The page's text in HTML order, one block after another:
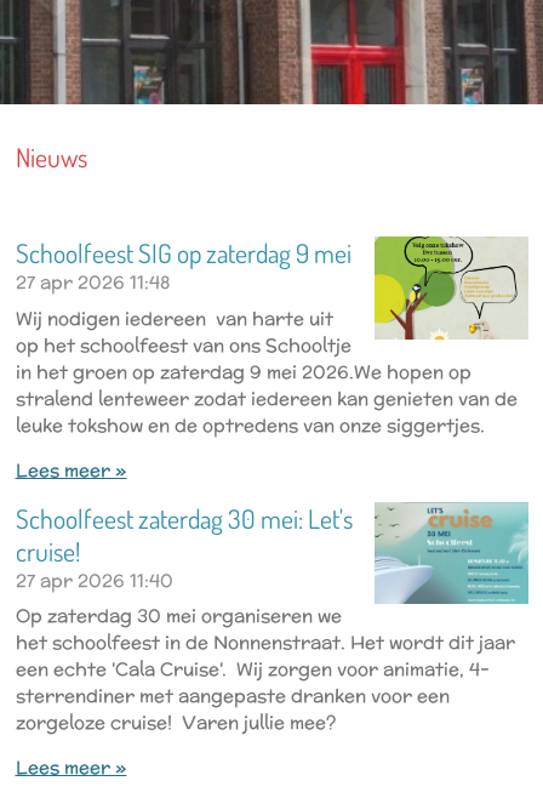
Nieuws
Schoolfeest SIG op zaterdag 9 mei
27 apr 2026 11:48
Wij nodigen iedereen van harte uit
op het schoolfeest van ons Schooltje
in het groen op zaterdag 9 mei 2026.We hopen op
stralend lenteweer zodat iedereen kan genieten van de
leuke tokshow en de optredens van onze siggertjes.
Lees meer »
Schoolfeest zaterdag 30 mei: Let's
cruise!
27 apr 2026 11:40
Op zaterdag 30 mei organiseren we
het schoolfeest in de Nonnenstraat. Het wordt dit jaar
een echte 'Cala Cruise'. Wij zorgen voor animatie, 4-
sterrendiner met aangepaste dranken voor een
zorgeloze cruise! Varen jullie mee?
Lees meer »